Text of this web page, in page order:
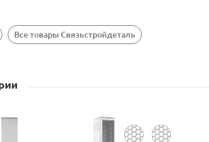
Все товары Связьстройдеталь